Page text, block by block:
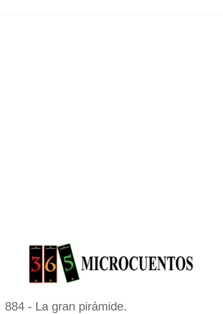
884 - La gran pirámide.